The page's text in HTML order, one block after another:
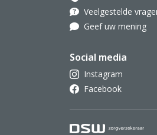
Veelgestelde
Geef uw mening
Social media
Instagram
Facebook